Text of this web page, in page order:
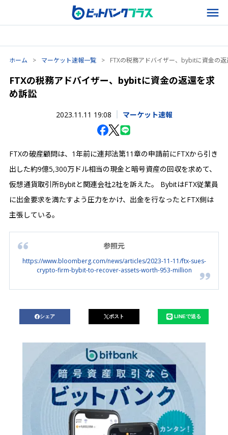
ホーム > マーケット速報一覧 > FTXの税務アドバイザー、bybitに資金の
FTXの税務アドバイザー、bybitに資金の返還を求
め訴訟
2023.11.11 19:08 マーケット速報
FTXの破産顧問は、1年前に連邦法第11章の申請前にFTXから引き
出した約9億5,300万ドル相当の現金と暗号資産の回収を求めて、
仮想通貨取引所Bybitと関連会社2社を訴えた。 BybitはFTX従業員
に出金要求を満たすよう圧力をかけ、出金を行なったとFTX側は
主張している。
参照元
https://www.bloomberg.com/news/articles/2023-11-11/ftx-sues-
crypto-firm-bybit-to-recover-assets-worth-953-million
シェア ポスト LINEで送る